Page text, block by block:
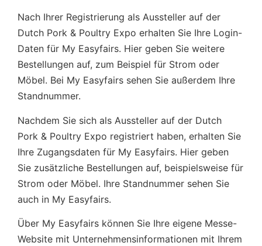
Nach Ihrer Registrierung als Aussteller auf der
Dutch Pork & Poultry Expo erhalten Sie Ihre Login-
Daten für My Easyfairs. Hier geben Sie weitere
Bestellungen auf, zum Beispiel für Strom oder
Möbel. Bei My Easyfairs sehen Sie außerdem Ihre
Standnummer.
Nachdem Sie sich als Aussteller auf der Dutch
Pork & Poultry Expo registriert haben, erhalten Sie
Ihre Zugangsdaten für My Easyfairs. Hier geben
Sie zusätzliche Bestellungen auf, beispielsweise für
Strom oder Möbel. Ihre Standnummer sehen Sie
auch in My Easyfairs.
Über My Easyfairs können Sie Ihre eigene Messe-
Website mit Unternehmensinformationen mit Ihrem